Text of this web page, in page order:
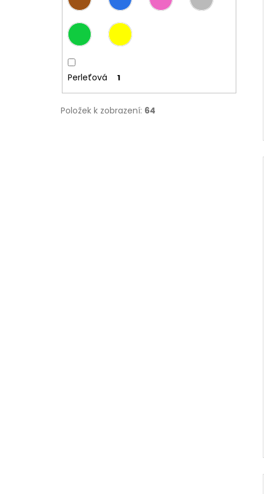
Perleťová 1
Položek k zobrazení: 64